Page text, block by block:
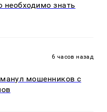
необходимо знать
6 часов назад
мошенников с